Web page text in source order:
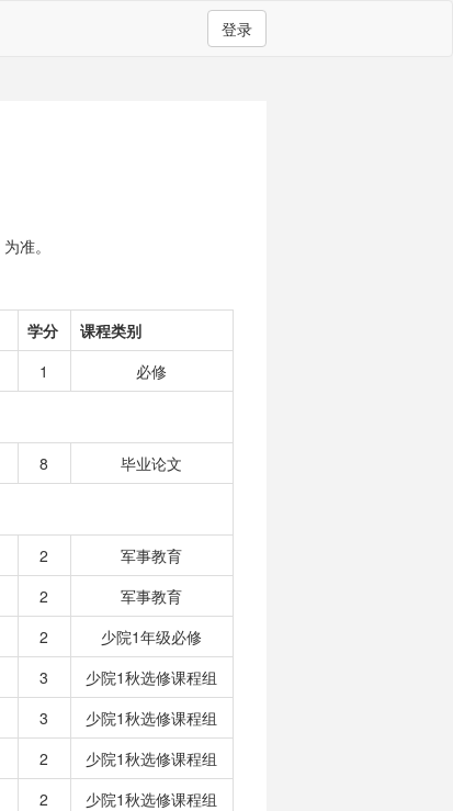
登录
为准。
学分
课程类别
1 必修
8 毕业论文
2
军事教育
2
军事教育
2
少院1年级必修
3
少院1秋选修课程组
3
少院1秋选修课程组
2
少院1秋选修课程组
2
少院1秋选修课程组